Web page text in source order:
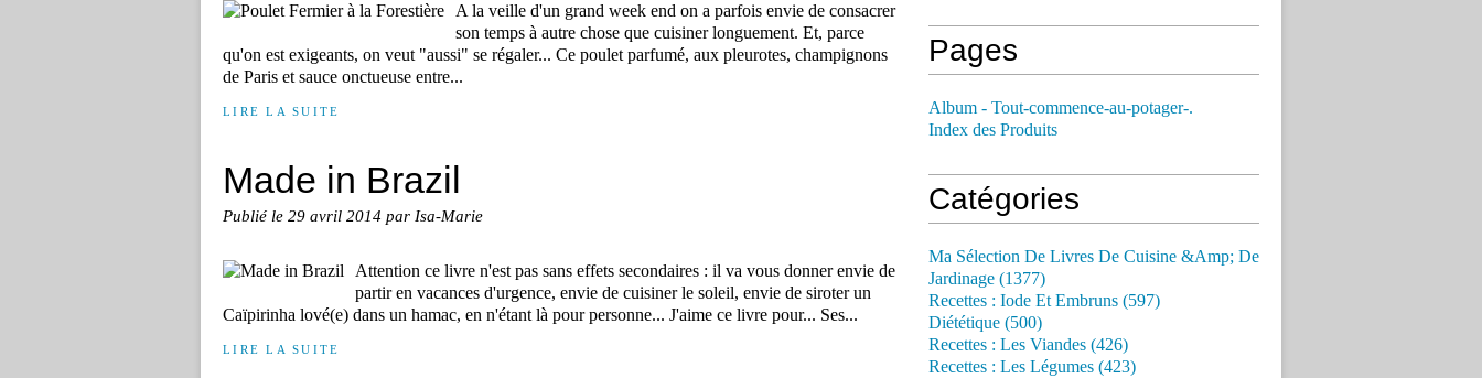
A la veille d'un grand week end on a parfois envie de consacrer
son temps à autre chose que cuisiner longuement. Et, parce
qu'on est exigeants, on veut "aussi" se régaler... Ce poulet parfumé, aux pleurotes, champignons
de Paris et sauce onctueuse entre...
LIRE LA SUITE
Made in Brazil
Publié le 29 avril 2014 par Isa-Marie
Attention ce livre n'est pas sans effets secondaires : il va vous donner envie de
partir en vacances d'urgence, envie de cuisiner le soleil, envie de siroter un
Caïpirinha lové(e) dans un hamac, en n'étant là pour personne... J'aime ce livre pour... Ses...
LIRE LA SUITE
Pages
Album - Tout-commence-au-potager-.
Index des Produits
Catégories
Ma Sélection De Livres De Cuisine &Amp; De
Jardinage (1377)
Recettes : Iode Et Embruns (597)
Diététique (500)
Recettes : Les Viandes (426)
Recettes : Les Légumes (423)